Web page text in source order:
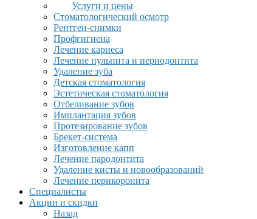
Услуги и цены
Стоматологический осмотр
Рентген-снимки
Профгигиена
Лечение кариеса
Лечение пульпита и периодонтита
Удаление зуба
Детская стоматология
Эстетическая стоматология
Отбеливание зубов
Имплантация зубов
Протезирование зубов
Брекет-система
Изготовление капп
Лечение пародонтита
Удаление кисты и новообразований
Лечение перикоронита
Специалисты
Акции и скидки
Назад